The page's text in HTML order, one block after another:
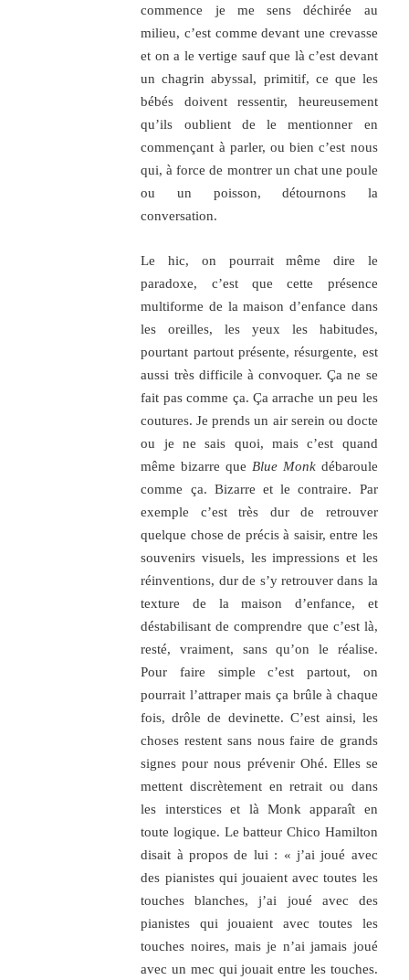
commence je me sens déchirée au
milieu, c’est comme devant une crevasse
et on a le vertige sauf que là c’est devant
un chagrin abyssal, primitif, ce que les
bébés doivent ressentir, heureusement
qu’ils oublient de le mentionner en
commençant à parler, ou bien c’est nous
qui, à force de montrer un chat une poule
ou un poisson, détournons la
conversation.
Le hic, on pourrait même dire le
paradoxe, c’est que cette présence
multiforme de la maison d’enfance dans
les oreilles, les yeux les habitudes,
pourtant partout présente, résurgente, est
aussi très difficile à convoquer. Ça ne se
fait pas comme ça. Ça arrache un peu les
coutures. Je prends un air serein ou docte
ou je ne sais quoi, mais c’est quand
même bizarre que Blue Monkdébaroule
comme ça. Bizarre et le contraire. Par
exemple c’est très dur de retrouver
quelque chose de précis à saisir, entre les
souvenirs visuels, les impressions et les
réinventions, dur de s’y retrouver dans la
texture de la maison d’enfance, et
déstabilisant de comprendre que c’est là,
resté, vraiment, sans qu’on le réalise.
Pour faire simple c’est partout, on
pourrait l’attraper mais ça brûle à chaque
fois, drôle de devinette. C’est ainsi, les
choses restent sans nous faire de grands
signes pour nous prévenir Ohé. Elles se
mettent discrètement en retrait ou dans
les interstices et là Monk apparaît en
toute logique. Le batteur Chico Hamilton
disait à propos de lui : « j’ai joué avec
des pianistes qui jouaient avec toutes les
touches blanches, j’ai joué avec des
pianistes qui jouaient avec toutes les
touches noires, mais je n’ai jamais joué
avec un mec qui jouait entre les touches.